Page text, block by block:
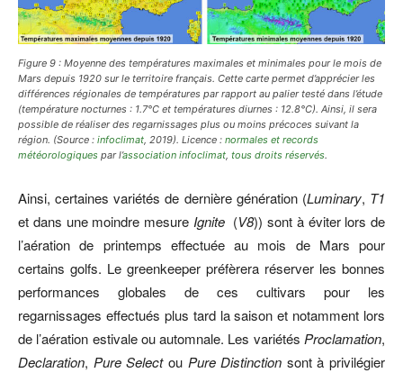
Figure 9 : Moyenne des températures maximales et minimales pour le mois de
Mars depuis 1920 sur le territoire français. Cette carte permet d’apprécier les
différences régionales de températures par rapport au palier testé dans l’étude
(température nocturnes : 1.7°C et températures diurnes : 12.8°C). Ainsi, il sera
possible de réaliser des regarnissages plus ou moins précoces suivant la
région. (Source : infoclimat , 2019). Licence : normales et records
météorologiques par l’association infoclimat tous droits réservés.
Ainsi, certaines variétés de dernière génération (Luminary, T1
et dans une moindre mesure Ignite(V8)) sont à éviter lors de
l’aération de printemps effectuée au mois de Mars pour
certains golfs. Le greenkeeper préfèrera réserver les bonnes
performances globales de ces cultivars pour les
regarnissages effectués plus tard la saison et notamment lors
de l’aération estivale ou automnale. Les variétés Proclamation,
Declaration, Pure Selectou Pure Distinction sont à privilégier